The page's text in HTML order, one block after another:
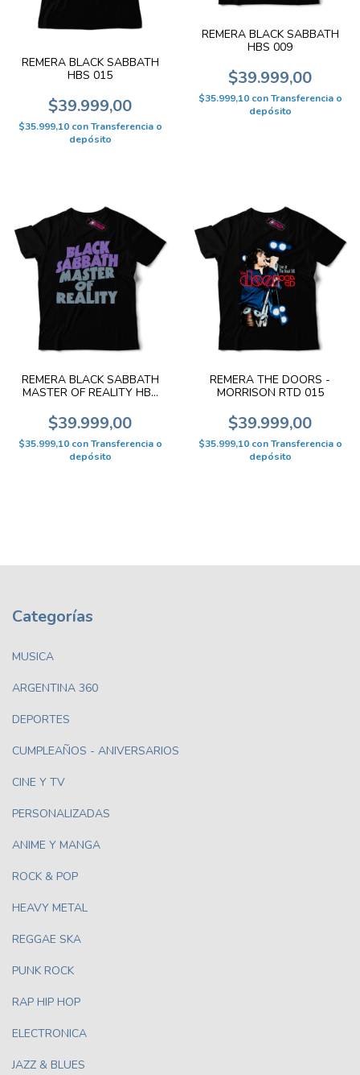
REMERA BLACK SABBATH
HBS 015
$39.999,00
$35.999,10 con Transferencia o
depósito
REMERA BLACK SABBATH
HBS 009
$39.999,00
$35.999,10 con Transferencia o
depósito
REMERA BLACK SABBATH
MASTER OF REALITY HBS
$39.999,00
$35.999,10 con Transferencia o
depósito
REMERA THE DOORS -
MORRISON RTD 015
$39.999,00
$35.999,10 con Transferencia o
depósito
Categorías
MUSICA
ARGENTINA 360
DEPORTES
CUMPLEAÑOS - ANIVERSARIOS
CINE Y TV
PERSONALIZADAS
ANIME Y MANGA
ROCK & POP
HEAVY METAL
REGGAE SKA
PUNK ROCK
RAP HIP HOP
ELECTRONICA
JAZZ & BLUES